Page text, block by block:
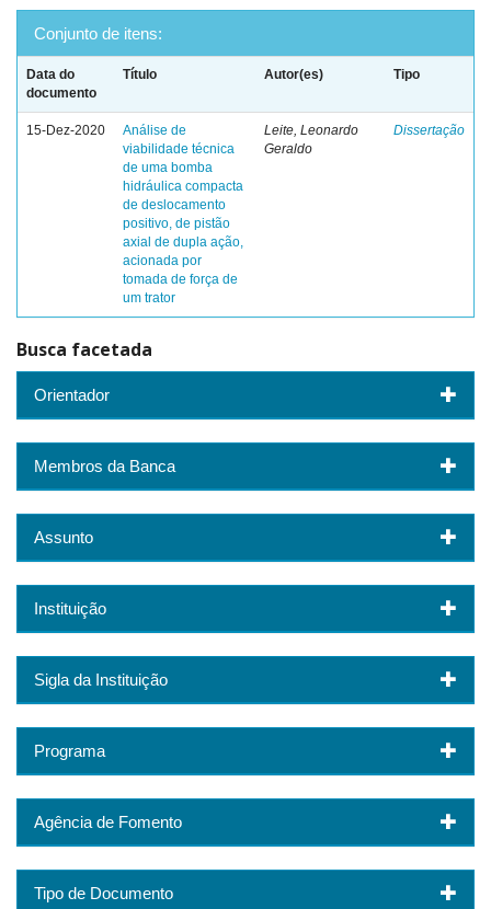
Conjunto de itens:
Data do
documento
Título Autor(es) Tipo
15-Dez-2020
Análise de
viabilidade técnica
de uma bomba
hidráulica compacta
de deslocamento
positivo, de pistão
axial de dupla ação,
acionada por
tomada de força de
um trator
Leite, Leonardo
Geraldo
Dissertação
Busca facetada
Orientador
Membros da Banca
Assunto
Instituição
Sigla da Instituição
Programa
Agência de Fomento
Tipo de Documento